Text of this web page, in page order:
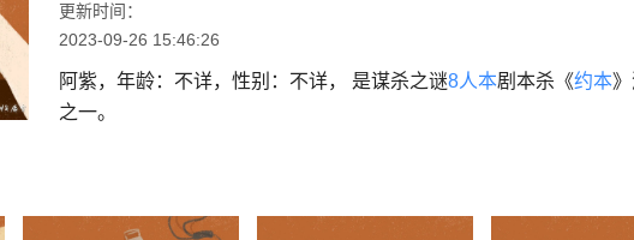
更新时间：
2023-09-26 15:46:26
阿紫，年龄：不详，性别：不详， 是谋杀之谜8人本剧本杀《约本
之一。